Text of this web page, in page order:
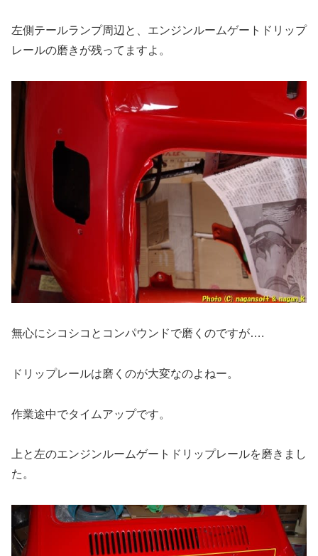
左側テールランプ周辺と、エンジンルームゲートドリップ
レールの磨きが残ってますよ。
無心にシコシコとコンパウンドで磨くのですが….
ドリップレールは磨くのが大変なのよねー。
作業途中でタイムアップです。
上と左のエンジンルームゲートドリップレールを磨きまし
た。